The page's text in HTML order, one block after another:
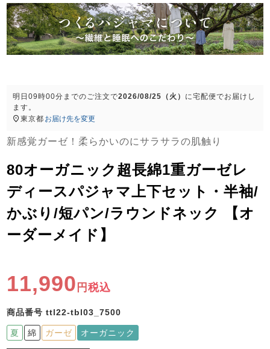
売れ筋ランキング
- Item Ranking -
新着商品
- New Arrival -
すべてのキッ
パジャマ
き
り
ボーイズ半袖
明日09時00分 までのご注文で2026/08/25（火） に宅配便でお届けし
ます。
東京都 お届け先を変更
新感覚ガーゼ！柔らかいのにサラサラの肌触り
80オーガニック超長綿1重ガーゼレ
ディースパジャマ上下セット・半袖/
かぶり/短パン/ラウンドネック 【オ
ーダーメイド】
11,990 税込
商品番号 ttl22-tbl03_7500
夏 綿 ガーゼ オーガニック